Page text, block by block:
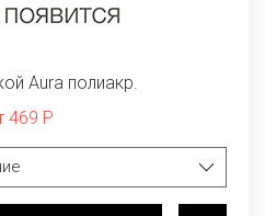
Aura полиакр.
469 Р